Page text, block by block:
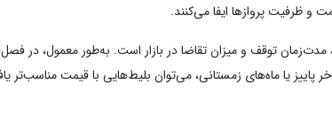
ظرفیت پروازها ایفا می‌کنند.
توقف و میزان تقاضا در بازار است. به‌طور معمول، در
پاییز یا ماه‌های زمستانی، می‌توان بلیط‌هایی با قیمت مناسب‌تر